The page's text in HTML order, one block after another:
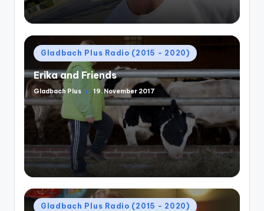
Posted
in
Gladbach Plus Radio (2015 - 2020)
Erika and Friends
Posted
by
Gladbach Plus 19. November 2017
Posted
Gladbach Plus Radio (2015 - 2020)